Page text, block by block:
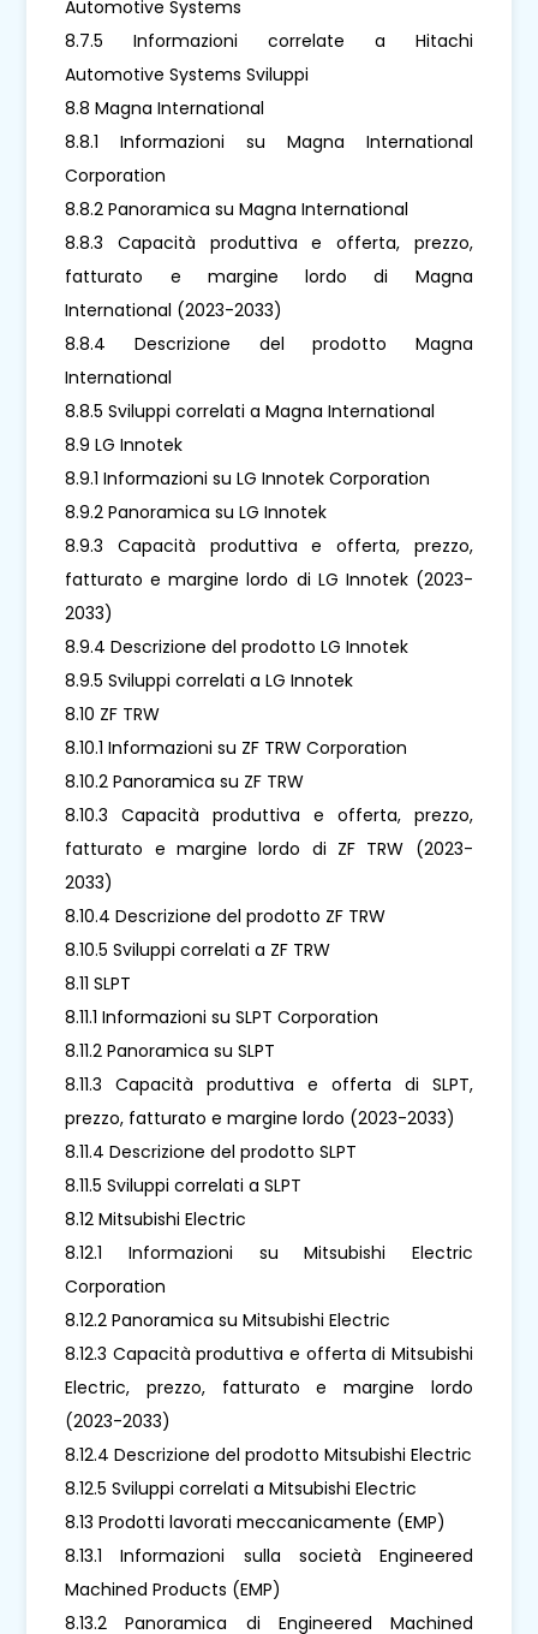
Automotive Systems
8.7.5 Informazioni correlate a Hitachi
Automotive Systems Sviluppi
8.8 Magna International
8.8.1 Informazioni su Magna International
Corporation
8.8.2 Panoramica su Magna International
8.8.3 Capacità produttiva e offerta, prezzo,
fatturato e margine lordo di Magna
International (2023-2033)
8.8.4 Descrizione del prodotto Magna
International
8.8.5 Sviluppi correlati a Magna International
8.9 LG Innotek
8.9.1 Informazioni su LG Innotek Corporation
8.9.2 Panoramica su LG Innotek
8.9.3 Capacità produttiva e offerta, prezzo,
fatturato e margine lordo di LG Innotek (2023-
2033)
8.9.4 Descrizione del prodotto LG Innotek
8.9.5 Sviluppi correlati a LG Innotek
8.10 ZF TRW
8.10.1 Informazioni su ZF TRW Corporation
8.10.2 Panoramica su ZF TRW
8.10.3 Capacità produttiva e offerta, prezzo,
fatturato e margine lordo di ZF TRW (2023-
2033)
8.10.4 Descrizione del prodotto ZF TRW
8.10.5 Sviluppi correlati a ZF TRW
8.11 SLPT
8.11.1 Informazioni su SLPT Corporation
8.11.2 Panoramica su SLPT
8.11.3 Capacità produttiva e offerta di SLPT,
prezzo, fatturato e margine lordo (2023-2033)
8.11.4 Descrizione del prodotto SLPT
8.11.5 Sviluppi correlati a SLPT
8.12 Mitsubishi Electric
8.12.1 Informazioni su Mitsubishi Electric
Corporation
8.12.2 Panoramica su Mitsubishi Electric
8.12.3 Capacità produttiva e offerta di Mitsubishi
Electric, prezzo, fatturato e margine lordo
(2023-2033)
8.12.4 Descrizione del prodotto Mitsubishi Electric
8.12.5 Sviluppi correlati a Mitsubishi Electric
8.13 Prodotti lavorati meccanicamente (EMP)
8.13.1 Informazioni sulla società Engineered
Machined Products (EMP)
8.13.2 Panoramica di Engineered Machined